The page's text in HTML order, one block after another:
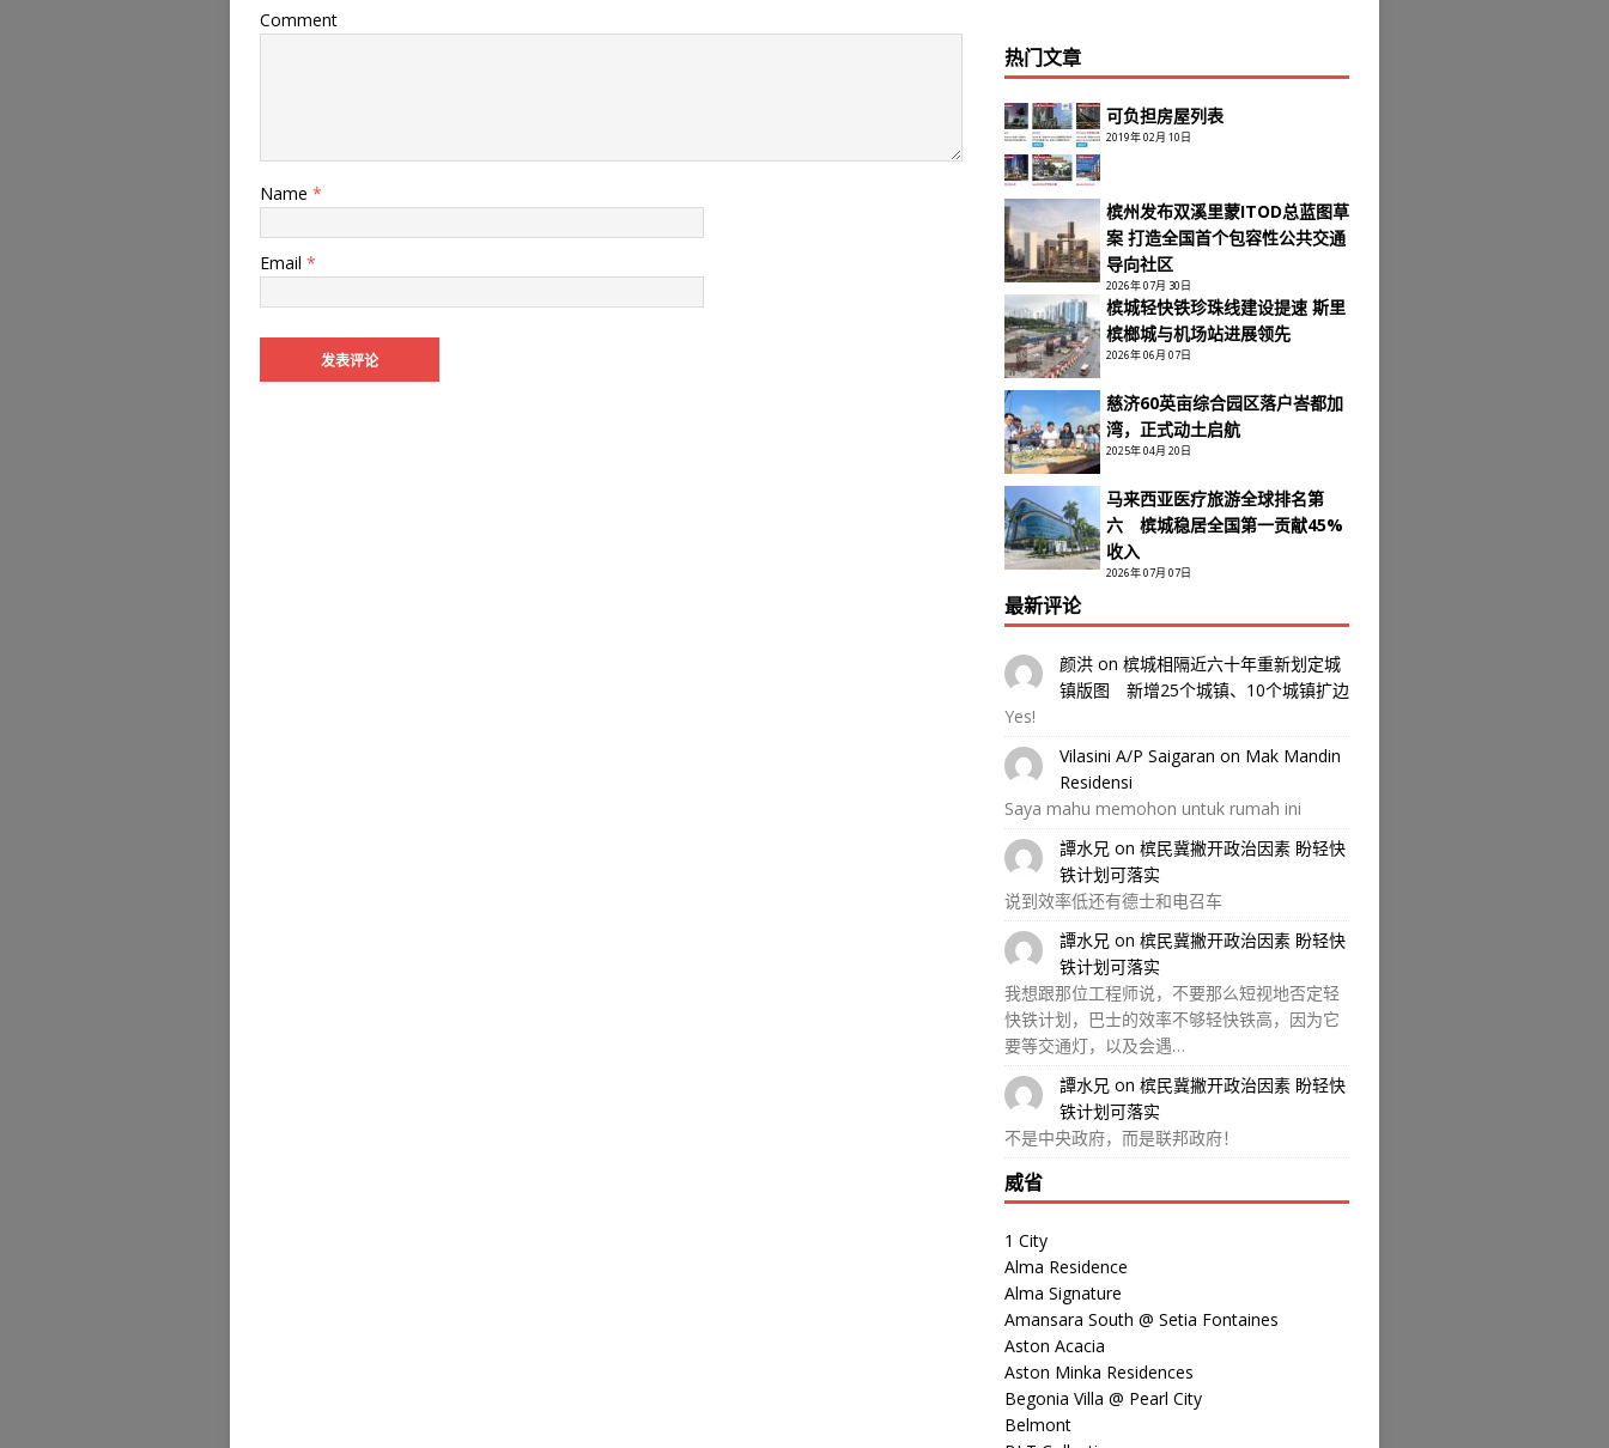
Comment
Name *
Email *
热门文章
可负担房屋列表
2019年 02月 10日
槟州发布双溪里蒙ITOD总蓝图草
案 打造全国首个包容性公共交通
导向社区
2026年 07月 30日
槟城轻快铁珍珠线建设提速 斯里
槟榔城与机场站进展领先
2026年 06月 07日
慈济60英亩综合园区落户峇都加
湾，正式动土启航
2025年 04月 20日
马来西亚医疗旅游全球排名第
六 槟城稳居全国第一贡献45%
收入
2026年 07月 07日
最新评论
颜洪 on 槟城相隔近六十年重新划定城
镇版图 新增25个城镇、10个城镇扩边
Yes!
Vilasini A/P Saigaran on Mak Mandin
Residensi
Saya mahu memohon untuk rumah ini
譚水兄 on 槟民冀撇开政治因素 盼轻快
铁计划可落实
说到效率低还有德士和电召车
譚水兄 on 槟民冀撇开政治因素 盼轻快
铁计划可落实
我想跟那位工程师说，不要那么短视地否定轻
快铁计划，巴士的效率不够轻快铁高，因为它
要等交通灯，以及会遇…
譚水兄 on 槟民冀撇开政治因素 盼轻快
铁计划可落实
不是中央政府，而是联邦政府！
威省
1 City
Alma Residence
Alma Signature
Amansara South @ Setia Fontaines
Aston Acacia
Aston Minka Residences
Begonia Villa @ Pearl City
Belmont